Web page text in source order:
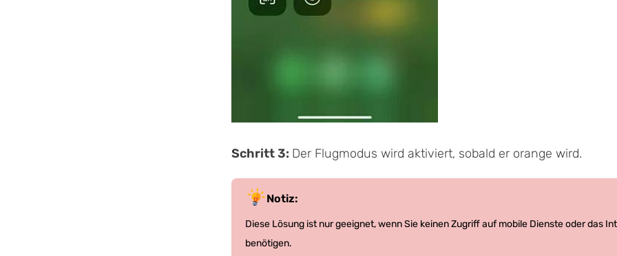
Schritt 3: Der Flugmodus wird aktiviert, sobald er orange wird.
Notiz:
Diese Lösung ist nur geeignet, wenn Sie keinen Zugriff auf mobile Dienste oder das
benötigen.